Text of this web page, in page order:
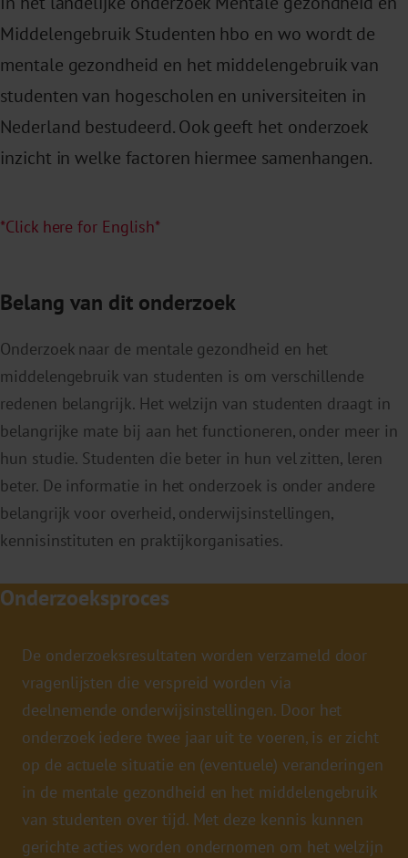
Middelengebruik Studenten hbo en wo wordt de
mentale gezondheid en het middelengebruik van
studenten van hogescholen en universiteiten in
Nederland bestudeerd. Ook geeft het onderzoek
inzicht in welke factoren hiermee samenhangen.
*Click here for English*
Belang van dit onderzoek
Onderzoek naar de mentale gezondheid en het
middelengebruik van studenten is om verschillende
redenen belangrijk. Het welzijn van studenten draagt in
belangrijke mate bij aan het functioneren, onder meer in
hun studie. Studenten die beter in hun vel zitten, leren
beter. De informatie in het onderzoek is onder andere
belangrijk voor overheid, onderwijsinstellingen,
kennisinstituten en praktijkorganisaties.
Onderzoeksproces
De onderzoeksresultaten worden verzameld door
vragenlijsten die verspreid worden via
deelnemende onderwijsinstellingen. Door het
onderzoek iedere twee jaar uit te voeren, is er zicht
op de actuele situatie en (eventuele) veranderingen
in de mentale gezondheid en het middelengebruik
van studenten over tijd. Met deze kennis kunnen
gerichte acties worden ondernomen om het welzijn